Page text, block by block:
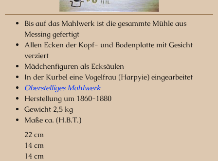
Bis auf das Mahlwerk ist die gesammte Mühle aus
Messing gefertigt
Allen Ecken der Kopf- und Bodenplatte mit Gesicht
verziert
Mädchenfiguren als Ecksäulen
In der Kurbel eine Vogelfrau (Harpyie) eingearbeitet
Oberstelliges Mahlwerk
Herstellung um 1860-1880
Gewicht 2,5 kg
Maße ca. (H.B.T.)
22 cm
14 cm
14 cm